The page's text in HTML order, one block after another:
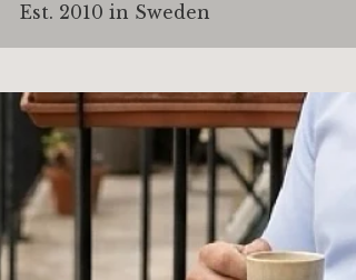
Est. 2010 in Sweden